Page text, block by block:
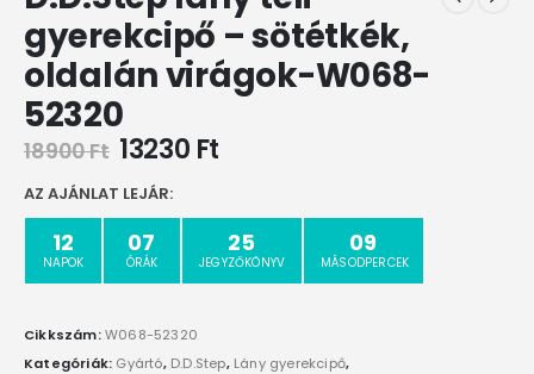
gyerekcipő – sötétkék,
oldalán virágok-W068-
52320
18900Ft 13230 Ft
AZ AJÁNLAT LEJÁR:
12
NAPOK
07
ÓRÁK
25
JEGYZŐKÖNYV
08
MÁSODPERCEK
Cikkszám:W068-52320
Kategóriák: Gyártó, D.D.Step, Lány gyerekcipő,